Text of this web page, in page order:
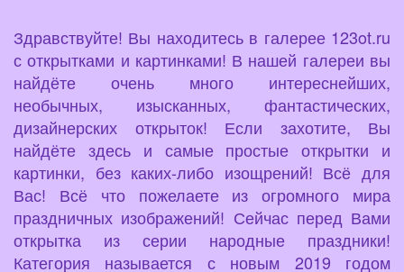
Здравствуйте! Вы находитесь в галерее 123ot.ru
с открытками и картинками! В нашей галереи вы
найдёте очень много интереснейших,
необычных, изысканных, фантастических,
дизайнерских открыток! Если захотите, Вы
найдёте здесь и самые простые открытки и
картинки, без каких-либо изощрений! Всё для
Вас! Всё что пожелаете из огромного мира
праздничных изображений! Сейчас перед Вами
открытка из серии народные праздники!
Категория называется с новым 2019 годом